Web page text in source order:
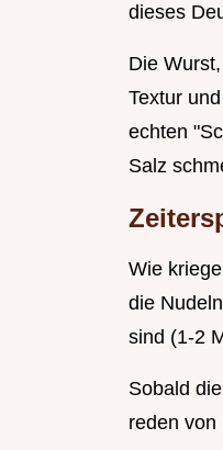
dieses
Die
Textur
echten
Salz
Wie
die
sind (1-2
Sobald
reden von